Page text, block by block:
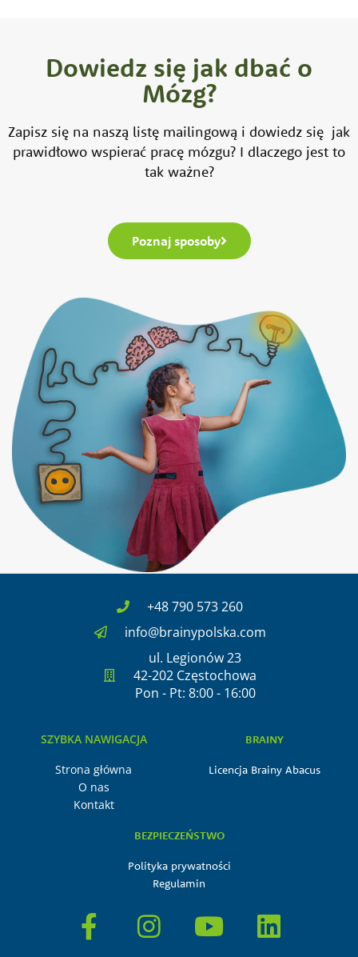
Dowiedz się jak dbać o
Mózg?
Zapisz się na naszą listę mailingową i dowiedz się jak
prawidłowo wspierać pracę mózgu? I dlaczego jest to
tak ważne?
Poznaj sposoby
+48 790 573 260
info@brainypolska.com
ul. Legionów 23
42-202 Częstochowa
Pon - Pt: 8:00 - 16:00
SZYBKA NAWIGACJA
Strona główna
O nas
Kontakt
BRAINY
Licencja Brainy Abacus
BEZPIECZEŃSTWO
Polityka prywatności
Regulamin
F
a
I
n
Y
o
L
i